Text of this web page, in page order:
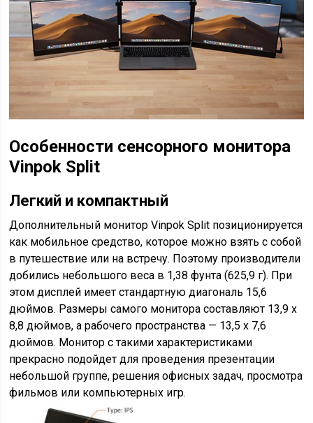
Особенности сенсорного монитора
Vinpok Split
Легкий и компактный
Дополнительный монитор Vinpok Split позиционируется
как мобильное средство, которое можно взять с собой
в путешествие или на встречу. Поэтому производители
добились небольшого веса в 1,38 фунта (625,9 г). При
этом дисплей имеет стандартную диагональ 15,6
дюймов. Размеры самого монитора составляют 13,9 х
8,8 дюймов, а рабочего пространства — 13,5 х 7,6
дюймов. Монитор с такими характеристиками
прекрасно подойдет для проведения презентации
небольшой группе, решения офисных задач, просмотра
фильмов или компьютерных игр.